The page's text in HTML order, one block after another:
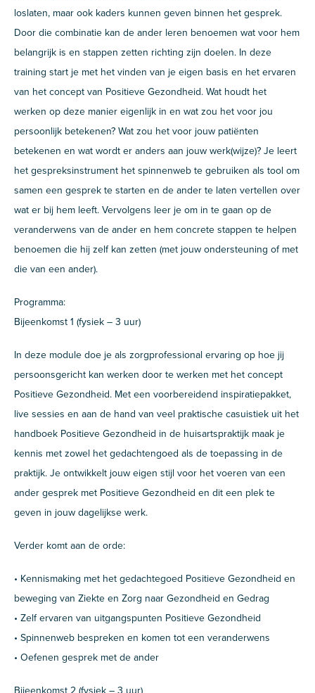
loslaten, maar ook kaders kunnen geven binnen het gesprek.
Door die combinatie kan de ander leren benoemen wat voor hem
belangrijk is en stappen zetten richting zijn doelen. In deze
training start je met het vinden van je eigen basis en het ervaren
van het concept van Positieve Gezondheid. Wat houdt het
werken op deze manier eigenlijk in en wat zou het voor jou
persoonlijk betekenen? Wat zou het voor jouw patiënten
betekenen en wat wordt er anders aan jouw werk(wijze)? Je leert
het gespreksinstrument het spinnenweb te gebruiken als tool om
samen een gesprek te starten en de ander te laten vertellen over
wat er bij hem leeft. Vervolgens leer je om in te gaan op de
veranderwens van de ander en hem concrete stappen te helpen
benoemen die hij zelf kan zetten (met jouw ondersteuning of met
die van een ander).
Programma:
Bijeenkomst 1 (fysiek – 3 uur)
In deze module doe je als zorgprofessional ervaring op hoe jij
persoonsgericht kan werken door te werken met het concept
Positieve Gezondheid. Met een voorbereidend inspiratiepakket,
live sessies en aan de hand van veel praktische casuistiek uit het
handboek Positieve Gezondheid in de huisartspraktijk maak je
kennis met zowel het gedachtengoed als de toepassing in de
praktijk. Je ontwikkelt jouw eigen stijl voor het voeren van een
ander gesprek met Positieve Gezondheid en dit een plek te
geven in jouw dagelijkse werk.
Verder komt aan de orde:
• Kennismaking met het gedachtegoed Positieve Gezondheid en
beweging van Ziekte en Zorg naar Gezondheid en Gedrag
• Zelf ervaren van uitgangspunten Positieve Gezondheid
• Spinnenweb bespreken en komen tot een veranderwens
• Oefenen gesprek met de ander
Bijeenkomst 2 (fysiek – 3 uur)